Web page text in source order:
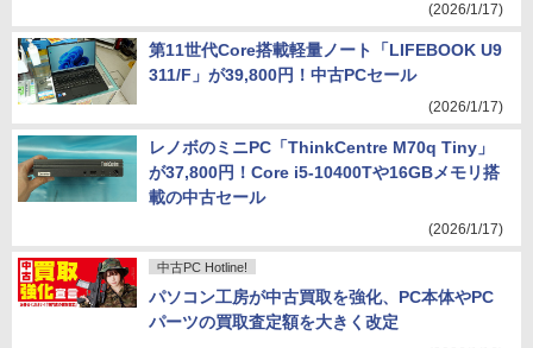
(2026/1/17)
第11世代Core搭載軽量ノート「LIFEBOOK U9
311/F」が39,800円！中古PCセール
(2026/1/17)
レノボのミニPC「ThinkCentre M70q Tiny」
が37,800円！Core i5-10400Tや16GBメモリ搭
載の中古セール
(2026/1/17)
中古PC Hotline!
パソコン工房が中古買取を強化、PC本体やPC
パーツの買取査定額を大きく改定